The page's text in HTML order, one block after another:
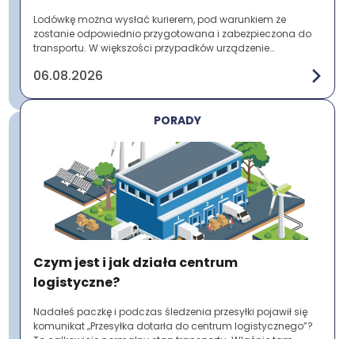
Lodówkę można wysłać kurierem, pod warunkiem że
zostanie odpowiednio przygotowana i zabezpieczona do
transportu. W większości przypadków urządzenie
06.08.2026
PORADY
Czym jest i jak działa centrum
logistyczne?
Nadałeś paczkę i podczas śledzenia przesyłki pojawił się
komunikat „Przesyłka dotarła do centrum logistycznego”?